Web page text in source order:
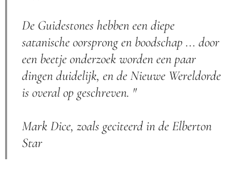
De Guidestones hebben een diepe
satanische oorsprong en boodschap ... door
een beetje onderzoek worden een paar
dingen duidelijk, en de Nieuwe Wereldorde
is overal op geschreven. "
Mark Dice, zoals geciteerd in de Elberton
Star